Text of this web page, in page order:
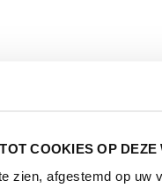
COOKIES OP DEZE
zien, afgestemd op